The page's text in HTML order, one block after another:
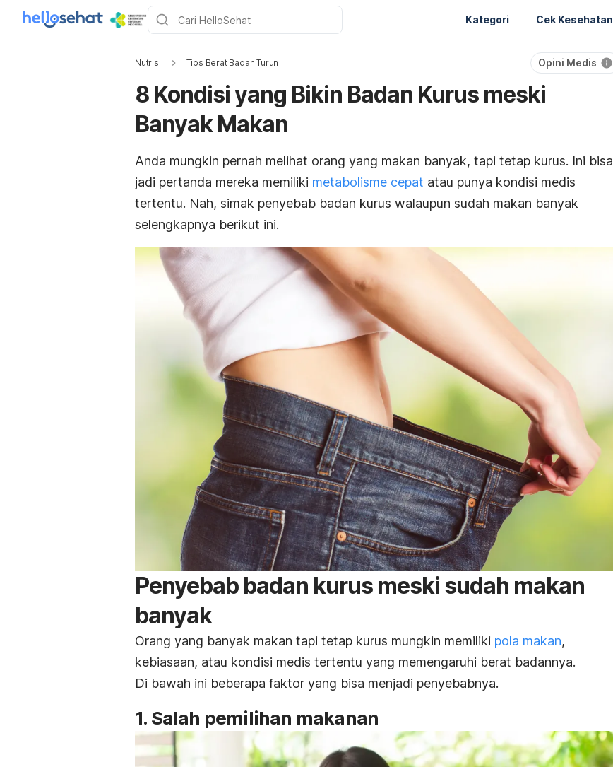
Kategori Cek Kesehatan
Nutrisi Tips Berat Badan Turun Opini Medis
8 Kondisi yang Bikin Badan Kurus meski
Banyak Makan
Anda mungkin pernah melihat orang yang makan banyak, tapi tetap kurus. Ini bisa
jadi pertanda mereka memiliki metabolisme cepat atau punya kondisi medis
tertentu. Nah, simak penyebab badan kurus walaupun sudah makan banyak
selengkapnya berikut ini.
Penyebab badan kurus meski sudah makan
banyak
Orang yang banyak makan tapi tetap kurus mungkin memiliki pola makan,
kebiasaan, atau kondisi medis tertentu yang memengaruhi berat badannya.
Di bawah ini beberapa faktor yang bisa menjadi penyebabnya.
1. Salah pemilihan makanan